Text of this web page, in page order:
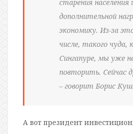
старения населения
дополнительной
экономику. Из-за
числе, такого чуда,
Сингапуре, мы уже
повторить. Сейчас
– говорит Борис
А вот президент